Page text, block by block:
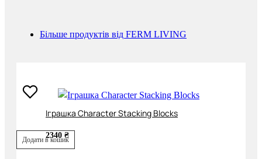
Більше продуктів від FERM LIVING
Іграшка Character Stacking Blocks
2340 ₴
Додати в кошик